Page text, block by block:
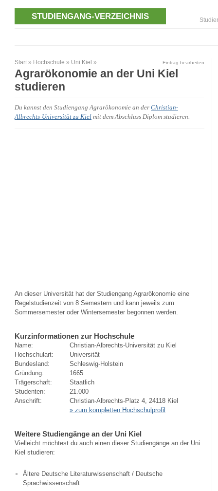
STUDIENGANG-VERZEICHNIS
Start » Hochschule » Uni Kiel » Eintrag bearbeiten
Agrarökonomie an der Uni Kiel
studieren
Du kannst den Studiengang Agrarökonomie an der Christian-
Albrechts-Universität zu Kiel mit dem Abschluss Diplom studieren.
An dieser Universität hat der Studiengang Agrarökonomie eine
Regelstudienzeit von 8 Semestern und kann jeweils zum
Sommersemester oder Wintersemester begonnen werden.
Kurzinformationen zur Hochschule
Name:
Christian-Albrechts-Universität zu Kiel
Hochschulart:
Universität
Bundesland:
Schleswig-Holstein
Gründung:
1665
Trägerschaft:
Staatlich
Studenten:
21.000
Anschrift:
Christian-Albrechts-Platz 4, 24118 Kiel
» zum kompletten Hochschulprofil
Weitere Studiengänge an der Uni Kiel
Vielleicht möchtest du auch einen dieser Studiengänge an der Uni
Kiel studieren:
Ältere Deutsche Literaturwissenschaft / Deutsche
Sprachwissenschaft